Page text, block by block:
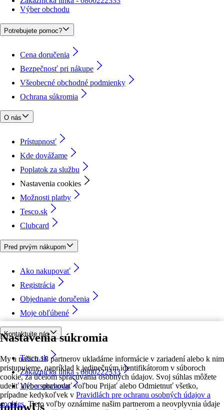
Nastavenia súkromia
My a našich 18 partnerov ukladáme informácie v zariadení alebo k nim
pristupujeme, napríklad k jedinečným identifikátorom v súboroch
cookie, za účelom spracúvania osobných údajov. Svoj súhlas môžete
udeliť alebo spravovať voľbou Prijať alebo Odmietnuť všetko,
prípadne kedykoľvek v Pravidlách pre ochranu osobných údajov a
cookies. Tieto voľby oznámime našim partnerom a neovplyvnia údaje
Výber obchodu
Potrebujete pomoc?
Cena doručenia
Bezpečnosť pri nákupe
Všeobecné obchodné podmienky
Ochrana súkromia
O nás
Prístupnosť
Kde dovážame
Poplatok za službu
Nastavenia cookies
Možnosti platby
Tesco.sk
Clubcard
Pred prvým nákupom
Ako nakupovať
Registrácia
Objednanie doručenia
Moje obľúbené
Kontaktujte nás
Tesco.sk
Zákaznícka linka - 0800222333
Výber obchodu
followUs